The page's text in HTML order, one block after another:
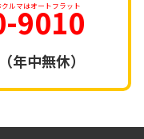
9010
クルマはオートフラット
中無休）